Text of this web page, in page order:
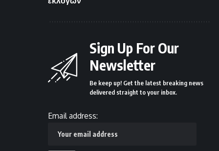
Sign Up For Our
Newsletter
Be keep up! Get the latest breaking news
delivered straight to your inbox.
Email address: